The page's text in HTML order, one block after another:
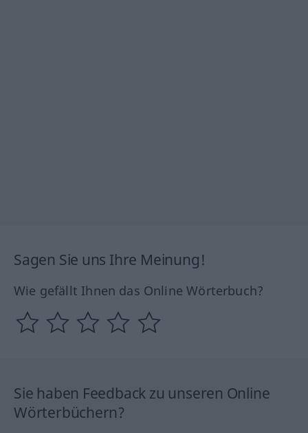
Sagen Sie uns Ihre Meinung!
Wie gefällt Ihnen das Online Wörterbuch?
Sie haben Feedback zu unseren Online
Wörterbüchern?